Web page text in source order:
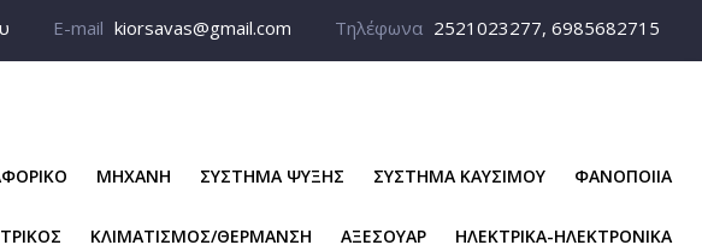
E-mail kiorsavas@gmail.com Τηλέφωνα 2521023277, 6985682715
ΜΗΧΑΝΗ ΣΥΣΤΗΜΑ ΨΥΞΗΣ ΣΥΣΤΗΜΑ ΚΑΥΣΙΜΟΥ ΦΑΝΟΠΟΙΙΑ
ΚΛΙΜΑΤΙΣΜΟΣ/ΘΕΡΜΑΝΣΗ ΑΞΕΣΟΥΑΡ ΗΛΕΚΤΡΙΚΑ-ΗΛΕΚΤΡΟΝΙΚΑ